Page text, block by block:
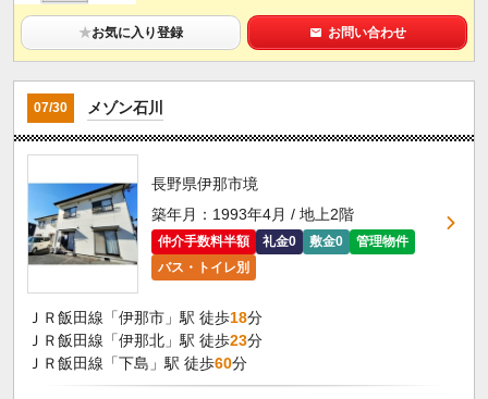
★お気に入り登録 お問い合わせ
07/30 メゾン石川
長野県伊那市境
築年月：1993年4月 / 地上2階
仲介手数料半額 礼金0 敷金0
管理物件
バス・トイレ別
ＪＲ飯田線「伊那市」駅 徒歩18分
ＪＲ飯田線「伊那北」駅 徒歩23分
ＪＲ飯田線「下島」駅 徒歩60分